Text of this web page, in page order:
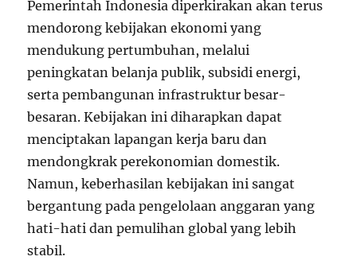
Pemerintah Indonesia diperkirakan akan terus
mendorong kebijakan ekonomi yang
mendukung pertumbuhan, melalui
peningkatan belanja publik, subsidi energi,
serta pembangunan infrastruktur besar-
besaran. Kebijakan ini diharapkan dapat
menciptakan lapangan kerja baru dan
mendongkrak perekonomian domestik.
Namun, keberhasilan kebijakan ini sangat
bergantung pada pengelolaan anggaran yang
hati-hati dan pemulihan global yang lebih
stabil.